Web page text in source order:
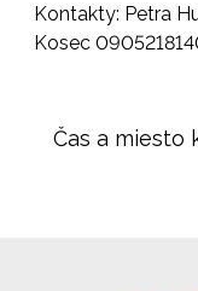
Kontakty: Petra
Kosec
Čas a miesto